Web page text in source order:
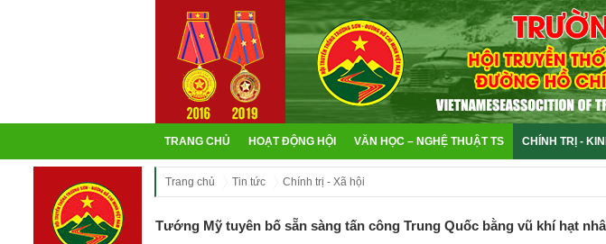
TRANG CHỦ HOẠT ĐỘNG HỘI VĂN HỌC – NGHỆ THUẬT TS CHÍNH TRỊ -
Trang chủ Tin tức Chính trị - Xã hội
Tướng Mỹ tuyên bố sẵn sàng tấn công Trung Quốc bằng vũ khí hạt